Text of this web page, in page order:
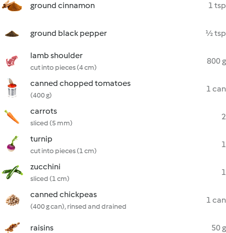
ground cinnamon 1 tsp
ground black pepper ½ tsp
lamb shoulder
cut into pieces (4 cm)
800 g
canned chopped tomatoes
(400 g)
1 can
carrots
sliced (5 mm)
2
turnip
cut into pieces (1 cm)
1
zucchini
sliced (1 cm)
1
canned chickpeas
(400 g can), rinsed and drained
1 can
raisins 50 g